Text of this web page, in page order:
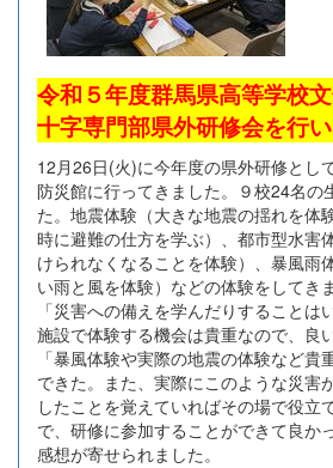
令和５年度群馬県高等学校
十字専門部県外研修会を行
12月26日(火)に今年度の県外研修と
防災館に行ってきました。９校24名の
た。地震体験（大きな地震の揺れを体
時に避難の仕方を学ぶ）、都市型水害
けられなくなることを体験）、暴風雨
い雨と風を体験）などの体験をしてき
「災害への備えを学んだりすることは
施設で体験する機会は貴重なので、良
「暴風体験や実際の地震の体験など貴
できた。また、実際にこのような災害
したことを覚えていればその場で役立
で、研修に参加することができて良か
感想が寄せられました。